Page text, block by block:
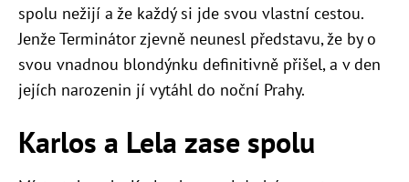
spolu nežijí a že každý si jde svou vlastní cestou.
Jenže Terminátor zjevně neunesl představu, že by o
svou vnadnou blondýnku definitivně přišel, a v den
jejích narozenin jí vytáhl do noční Prahy.
Karlos a Lela zase spolu